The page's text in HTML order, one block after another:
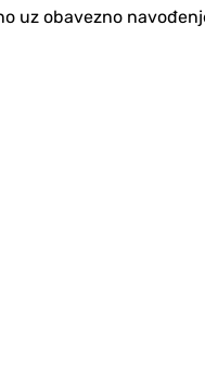
uz obavezno